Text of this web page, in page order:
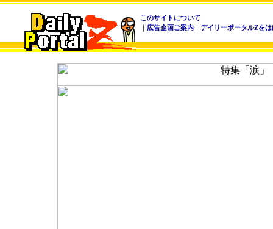
このサイトについて
｜ 広告企画ご案内 ｜ デイリーポータルZを